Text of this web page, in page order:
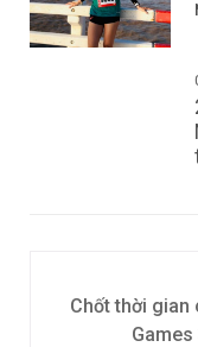
Chốt thời gian